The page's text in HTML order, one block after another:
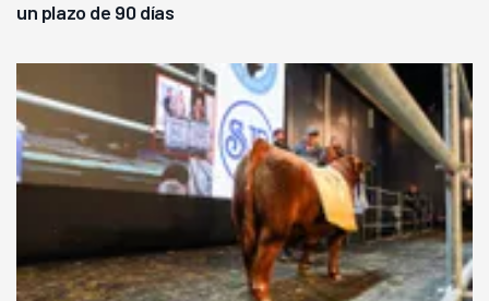
un plazo de 90 días